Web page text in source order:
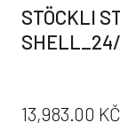
STÖCKLI
CENA:
13,983.00 KČ